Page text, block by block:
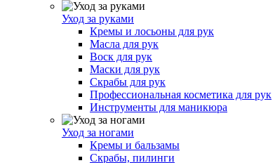
Уход за руками
Кремы и лосьоны для рук
Масла для рук
Воск для рук
Маски для рук
Скрабы для рук
Профессиональная косметика для рук
Инструменты для маникюра
Уход за ногами
Кремы и бальзамы
Скрабы, пилинги